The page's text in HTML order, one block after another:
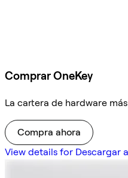
Comprar OneKey
La cartera de hardware
Compra ahora
View details for Descargar